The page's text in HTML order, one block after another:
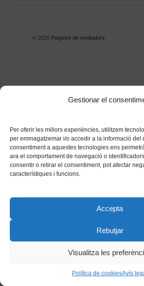
Gestionar el
Per oferir les millors experiències, utilitzem
per emmagatzemar i/o accedir a la informació del
consentiment a aquestes tecnologies ens
ara el comportament de navegació o
consentir o retirar el consentiment, pot afectar
característiques i funcions.
Accepta
Rebutjar
Visualitza les
Política de cookiesAvís
© 2026Registre de mediadors